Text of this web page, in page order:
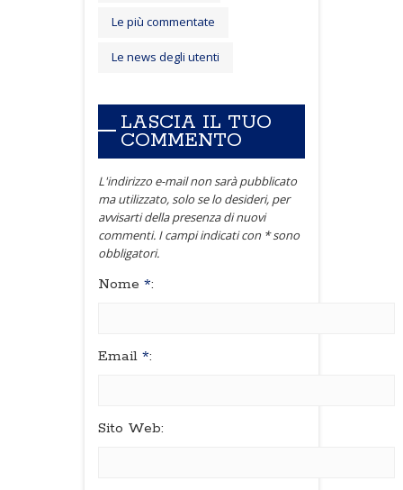
Le più commentate
Le news degli utenti
LASCIA IL TUO
COMMENTO
L'indirizzo e-mail non sarà pubblicato
ma utilizzato, solo se lo desideri, per
avvisarti della presenza di nuovi
commenti. I campi indicati con * sono
obbligatori.
Nome *:
Email *:
Sito Web: